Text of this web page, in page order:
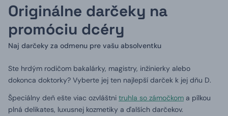
Originálne darčeky na
promóciu dcéry
Naj darčeky za odmenu pre vašu absolventku
Ste hrdým rodičom bakalárky, magistry, inžinierky alebo
dokonca doktorky? Vyberte jej ten najlepší darček k jej dňu D.
Špeciálny deň ešte viac ozvláštni truhla so zámočkom a pílkou
plná delikates, luxusnej kozmetiky a ďalších darčekov.